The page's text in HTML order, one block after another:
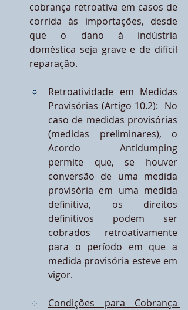
cobrança retroativa em casos de
corrida às importações, desde
que o dano à indústria
doméstica seja grave e de difícil
reparação.
Retroatividade em Medidas
Provisórias (Artigo 10.2):  No
caso de medidas provisórias
(medidas preliminares), o
Acordo Antidumping
permite que, se houver
conversão de uma medida
provisória em uma medida
definitiva, os direitos
definitivos podem ser
cobrados retroativamente
para o período em que a
medida provisória esteve em
vigor.
Condições para Cobrança